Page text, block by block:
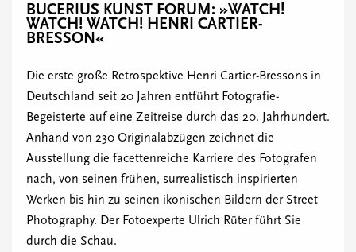
BUCERIUS KUNST FORUM: »WATCH!
WATCH! WATCH! HENRI CARTIER-
BRESSON«
Die erste große Retrospektive Henri Cartier-Bressons in
Deutschland seit 20 Jahren entführt Fotografie-
Begeisterte auf eine Zeitreise durch das 20. Jahrhundert.
Anhand von 230 Originalabzügen zeichnet die
Ausstellung die facettenreiche Karriere des Fotografen
nach, von seinen frühen, surrealistisch inspirierten
Werken bis hin zu seinen ikonischen Bildern der Street
Photography. Der Fotoexperte Ulrich Rüter führt Sie
durch die Schau.